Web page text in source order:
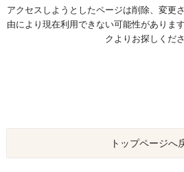
アクセスしようとしたページは削除、変更
由により現在利用できない可能性がありま
クよりお探しくださ
トップページへ